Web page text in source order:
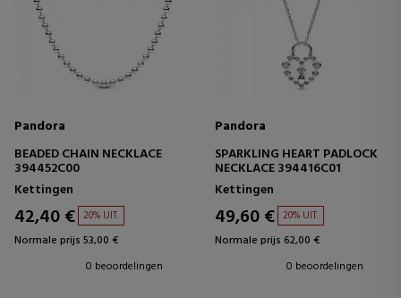
Pandora
BEADED CHAIN NECKLACE
394452C00
Kettingen
42,40 € 20% UIT.
Normale prijs 53,00 €
0 beoordelingen
Pandora
SPARKLING HEART PADLOCK
NECKLACE 394416C01
Kettingen
49,60 € 20% UIT.
Normale prijs 62,00 €
0 beoordelingen